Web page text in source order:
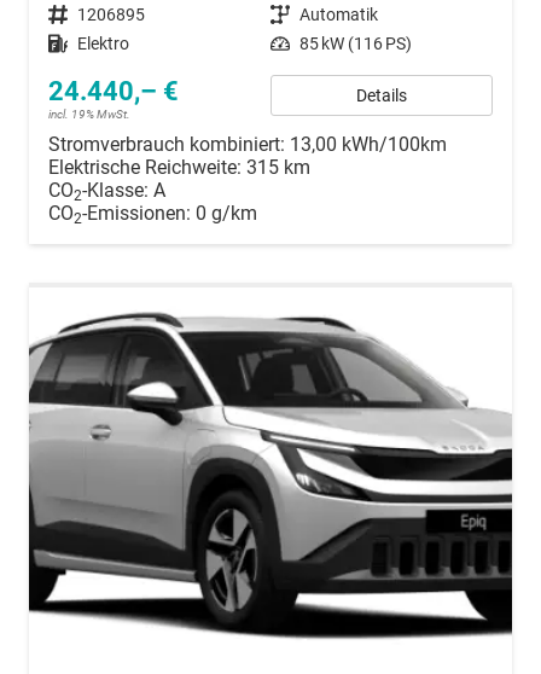
Fahrzeugnummer 1206895 Getriebe Automatik
Kraftstoff Elektro Leistung 85 kW (116 PS)
24.440,– €
incl. 19% MwSt.
Details
Stromverbrauch kombiniert: 13,00 kWh/100km
Elektrische Reichweite: 315 km
CO2-Klasse: A
CO2-Emissionen: 0 g/km